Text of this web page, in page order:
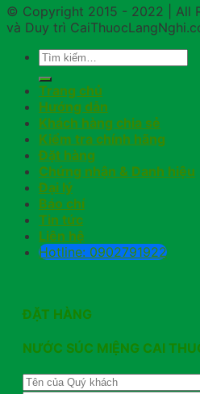
© Copyright 2015 - 2022 | All
và Duy trì
Trang chủ
Hướng dẫn
Khách hàng chia sẻ
Kiểm tra chính hãng
Đặt hàng
Chứng nhận & Danh hiệu
Đại lý
Báo chí
Tin tức
Liên hệ
Hotline: 0902791922
ĐẶT HÀNG
NƯỚC SÚC MIỆNG CAI